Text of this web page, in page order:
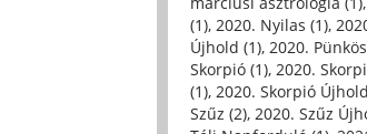
(1), 2020. Nyilas (1),
Újhold (1), 2020.
Skorpió (1), 2020.
(1), 2020. Skorpió
Szűz (2), 2020. Szűz